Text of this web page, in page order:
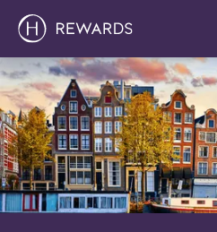
Diapositiva 1 de 1